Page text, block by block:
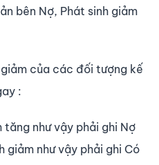
bên Nợ, Phát sinh giảm
của các đối tượng kế
:
tăng như vậy phải ghi Nợ
giảm như vậy phải ghi Có